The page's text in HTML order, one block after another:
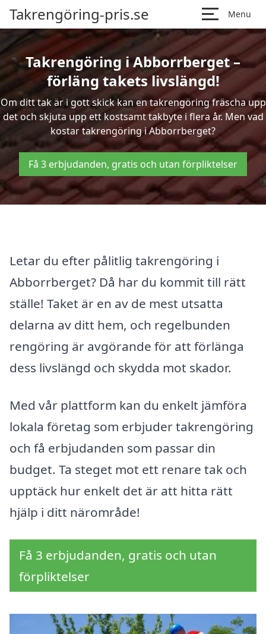
Takrengöring-pris.se Menu
Takrengöring i Abborrberget –
förläng takets livslängd!
Om ditt tak är i gott skick kan en takrengöring fräscha upp
det och skjuta upp ett kostsamt takbyte i flera år. Men vad
kostar takrengöring i Abborrberget?
Få 3 erbjudanden, gratis och utan förpliktelser
Letar du efter pålitlig takrengöring i
Abborrberget? Då har du kommit till rätt
ställe! Taket är en av de mest utsatta
delarna av ditt hem, och regelbunden
rengöring är avgörande för att förlänga
dess livslängd och skydda mot skador.
Med vår plattform kan du enkelt jämföra
lokala företag som erbjuder takrengöring
och få erbjudanden som passar din
budget. Ta steget mot ett renare tak och
upptäck hur enkelt det är att hitta rätt
hjälp i ditt närområde!
Få 3 erbjudanden, gratis och utan
förpliktelser